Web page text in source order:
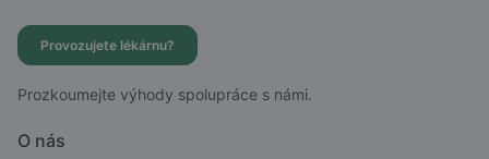
Provozujete lékárnu?
Prozkoumejte výhody spolupráce s námi.
O nás